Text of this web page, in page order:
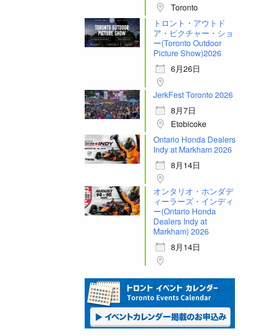
Toronto
トロント・アウトド
ア・ピクチャー・ショ
ー(Toronto Outdoor
Picture Show)2026
6月26日
JerkFest Toronto 2026
8月7日
Etobicoke
Ontario Honda Dealers
Indy at Markham 2026
8月14日
オンタリオ・ホンダデ
ィーラーズ・インディ
ー(Ontario Honda
Dealers Indy at
Markham) 2026
8月14日